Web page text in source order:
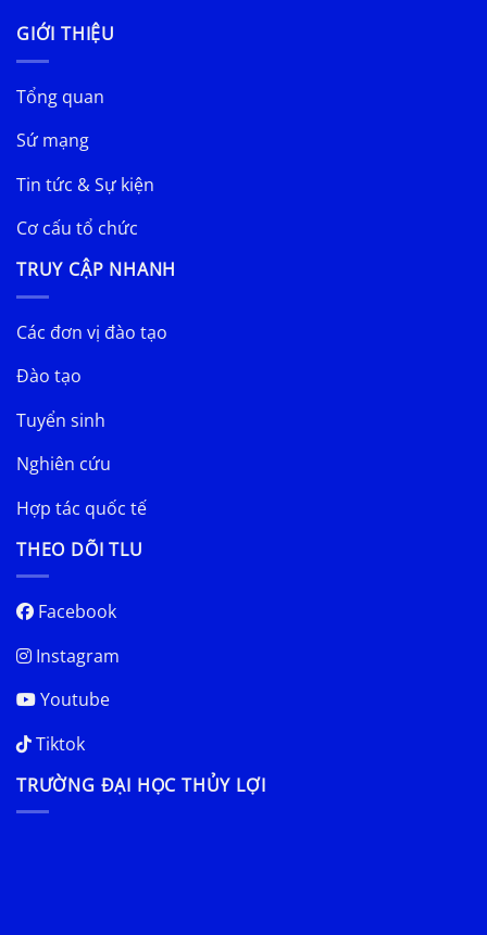
GIỚI THIỆU
Tổng quan
Sứ mạng
Tin tức & Sự kiện
Cơ cấu tổ chức
TRUY CẬP NHANH
Các đơn vị đào tạo
Đào tạo
Tuyển sinh
Nghiên cứu
Hợp tác quốc tế
THEO DÕI TLU
Facebook
Instagram
Youtube
Tiktok
TRƯỜNG ĐẠI HỌC THỦY LỢI